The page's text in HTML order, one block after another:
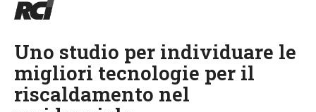
Uno studio per individuare le
migliori tecnologie per il
riscaldamento nel